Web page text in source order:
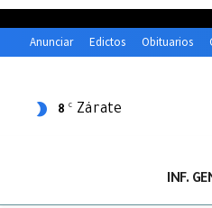
Anunciar Edictos Obituarios
8 C Zárate
INF.